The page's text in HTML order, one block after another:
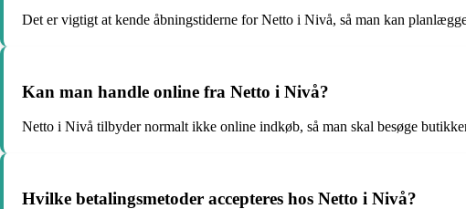
Det er vigtigt at kende åbningstiderne for Netto i Nivå, så man kan
Kan man handle online fra Netto i Nivå?
Netto i Nivå tilbyder normalt ikke online indkøb, så man skal besøge
Hvilke betalingsmetoder accepteres hos Netto i Nivå?